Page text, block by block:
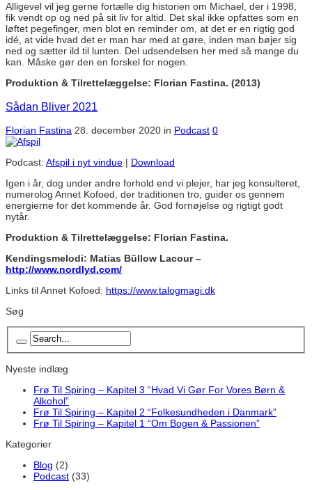
Alligevel vil jeg gerne fortælle dig historien om Michael, der i 1998,
fik vendt op og ned på sit liv for altid. Det skal ikke opfattes som en
løftet pegefinger, men blot en reminder om, at det er en rigtig god
idé, at vide hvad det er man har med at gøre, inden man bøjer sig
ned og sætter ild til lunten. Del udsendelsen her med så mange du
kan. Måske gør den en forskel for nogen.
Produktion & Tilrettelæggelse: Florian Fastina. (2013)
Sådan Bliver 2021
Florian Fastina 28. december 2020 in Podcast 0
Podcast: Afspil i nyt vindue | Download
Igen i år, dog under andre forhold end vi plejer, har jeg konsulteret,
numerolog Annet Kofoed, der traditionen tro, guider os gennem
energierne for det kommende år. God fornøjelse og rigtigt godt
nytår.
Produktion & Tilrettelæggelse: Florian Fastina.
Kendingsmelodi: Matias Büllow Lacour –
http://www.nordlyd.com/
Links til Annet Kofoed: https://www.talogmagi.dk
Søg
Nyeste indlæg
Frø Til Spiring – Kapitel 3 “Hvad Vi Gør For Vores Børn &
Alkohol”
Frø Til Spiring – Kapitel 2 “Folkesundheden i Danmark”
Frø Til Spiring – Kapitel 1 “Om Bogen & Passionen”
Kategorier
Blog (2)
Podcast (33)